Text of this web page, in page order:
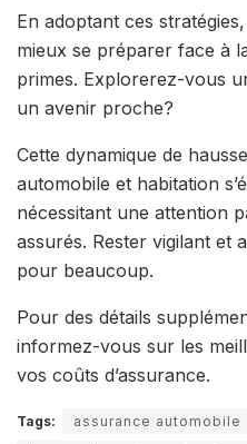
En adoptant ces
mieux se préparer face à
primes. Explorerez-vous
un avenir proche?
Cette dynamique de
automobile et habitation
nécessitant une attention
assurés. Rester vigilant et
pour beaucoup.
Pour des détails
informez-vous sur les
vos coûts d’assurance.
Tags: assurance automobile